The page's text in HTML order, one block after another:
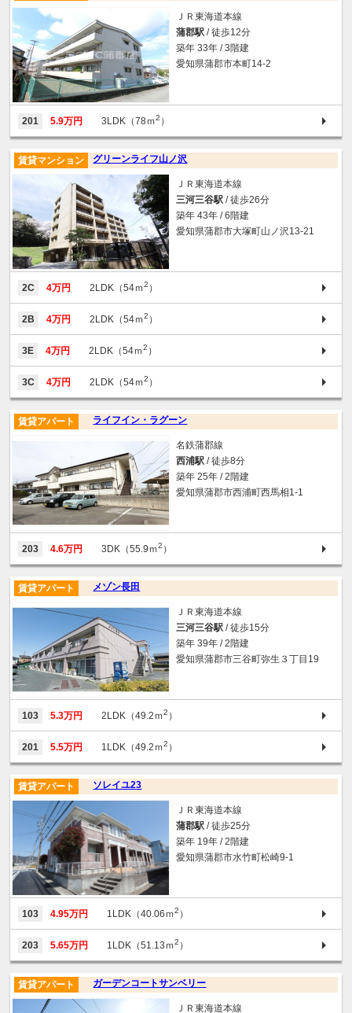
ＪＲ東海道本線
蒲郡駅 / 徒歩12分
築年 33年 / 3階建
愛知県蒲郡市本町14-2
201 5.9万円 3LDK（78ｍ2 ）
グリーンライフ山ノ沢
賃貸マンション
ＪＲ東海道本線
三河三谷駅 / 徒歩26分
築年 43年 / 6階建
愛知県蒲郡市大塚町山ノ沢13-21
2C 4万円 2LDK（54ｍ2 ）
2B 4万円 2LDK（54ｍ2 ）
3E 4万円 2LDK（54ｍ2 ）
3C 4万円 2LDK（54ｍ2 ）
ライフイン・ラグーン
賃貸アパート
名鉄蒲郡線
西浦駅 / 徒歩8分
築年 25年 / 2階建
愛知県蒲郡市西浦町西馬相1-1
203 4.6万円 3DK（55.9ｍ2 ）
メゾン長田
賃貸アパート
ＪＲ東海道本線
三河三谷駅 / 徒歩15分
築年 39年 / 2階建
愛知県蒲郡市三谷町弥生３丁目19
103 5.3万円 2LDK（49.2ｍ2 ）
201 5.5万円 1LDK（49.2ｍ2 ）
ソレイユ23
賃貸アパート
ＪＲ東海道本線
蒲郡駅 / 徒歩25分
築年 19年 / 2階建
愛知県蒲郡市水竹町松崎9-1
103 4.95万円 1LDK（40.06ｍ2 ）
203 5.65万円 1LDK（51.13ｍ2 ）
ガーデンコートサンベリー
賃貸アパート
ＪＲ東海道本線